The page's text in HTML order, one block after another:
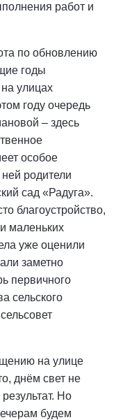
работ и
по обновлению
годы
улицах
году очередь
– здесь
особое
родители
сад «Радуга».
благоустройство,
маленьких
уже оценили
заметно
первичного
сельского
на улице
днём свет не
Но
будем